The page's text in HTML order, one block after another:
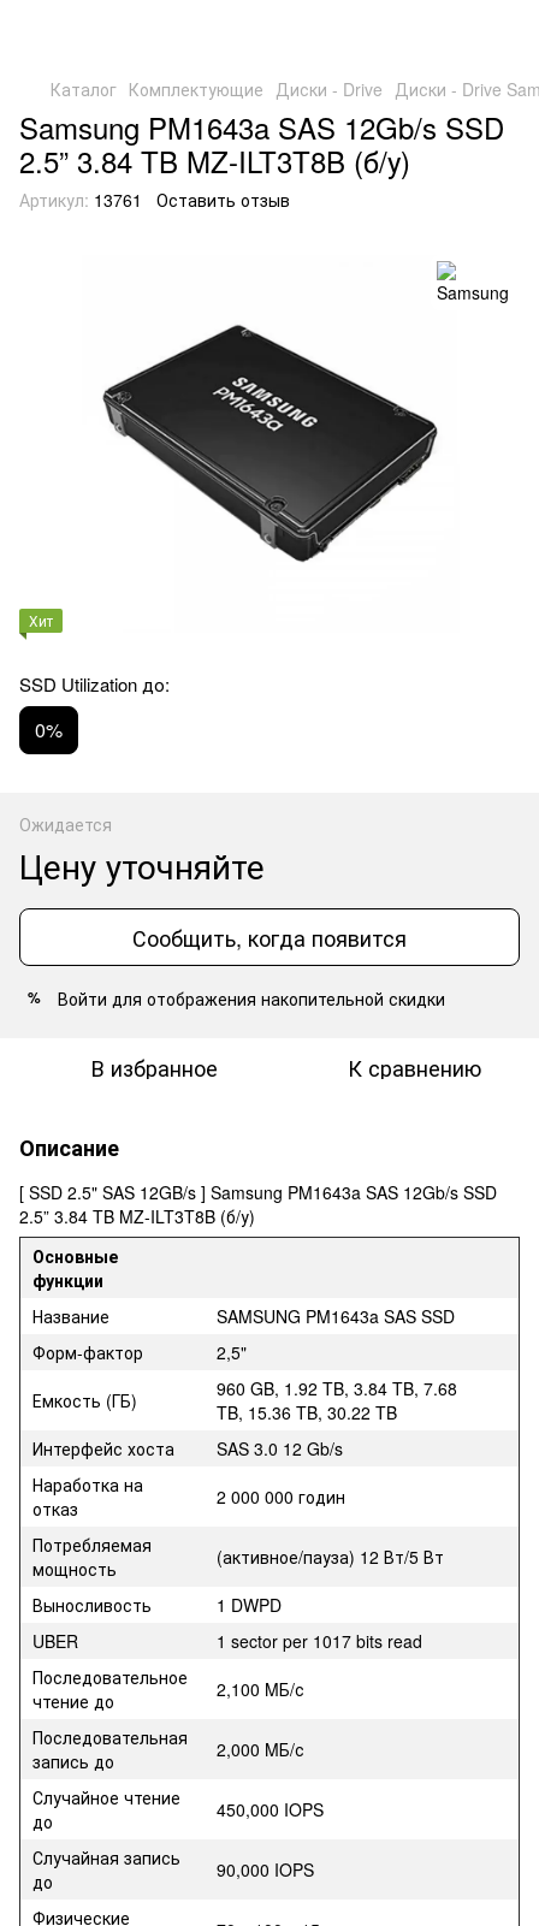
Каталог Комплектующие Диски - Drive Диски - Drive
Samsung PM1643a SAS 12Gb/s SSD
2.5” 3.84 TB MZ-ILT3T8B (б/у)
Артикул: 13761 Оставить отзыв
Хит
SSD Utilization до:
0%
Ожидается
Цену уточняйте
Сообщить, когда появится
% Войти для отображения накопительной скидки
В избранное К сравнению
Описание
[ SSD 2.5" SAS 12GB/s ] Samsung PM1643a SAS 12Gb/s SSD
2.5” 3.84 TB MZ-ILT3T8B (б/у)
Основные
функции
Название
SAMSUNG PM1643a SAS SSD
Форм-фактор
2,5"
Емкость (ГБ)
960 GB, 1.92 TB, 3.84 TB, 7.68
TB, 15.36 TB, 30.22 TB
Интерфейс хоста
SAS 3.0 12 Gb/s
Наработка на
отказ
2 000 000 годин
Потребляемая
мощность
(активное/пауза) 12 Вт/5 Вт
Выносливость
1 DWPD
UBER
1 sector per 1017 bits read
Последовательное
чтение до
2,100 MБ/с
Последовательная
запись до
2,000 MБ/с
Случайное чтение
до
450,000 IOPS
Случайная запись
до
90,000 IOPS
Физические